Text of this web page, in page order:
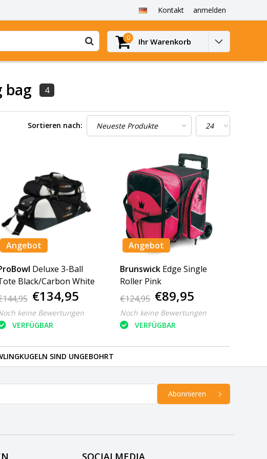
Kontakt anmelden
0 Ihr Warenkorb
bag 4
Sortieren nach:
Angebot
Deluxe 3-Ball
Black/Carbon White
€134,95
keine Bewertungen
VERFÜGBAR
Angebot
Brunswick Edge Single
Roller Pink
€124,95 €89,95
Noch keine Bewertungen
VERFÜGBAR
SIND UNGEBOHRT
Abonnieren
SOCIALMEDIA